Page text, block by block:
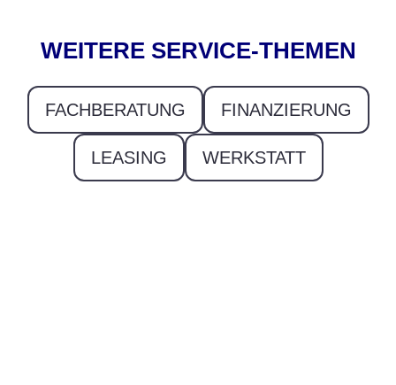
WEITERE SERVICE-THEMEN
FACHBERATUNG FINANZIERUNG
LEASING WERKSTATT